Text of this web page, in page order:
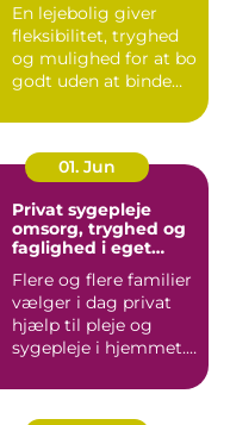
En lejebolig giver
fleksibilitet, tryghed
og mulighed for at bo
godt uden at binde
01. Jun
Privat sygepleje
omsorg, tryghed og
faglighed i eget
Flere og flere familier
vælger i dag privat
hjælp til pleje og
sygepleje i hjemmet.